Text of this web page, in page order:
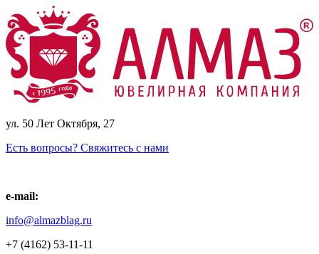
ул. 50 Лет Октября, 27
Есть вопросы? Свяжитесь с нами
e-mail:
info@almazblag.ru
+7 (4162) 53-11-11